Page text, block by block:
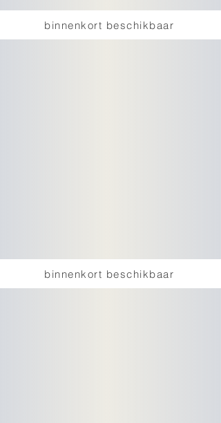
binnenkort beschikbaar
binnenkort beschikbaar